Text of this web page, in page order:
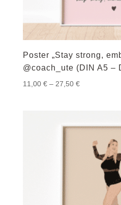
Poster „Stay strong,
@coach_ute (DIN A5 –
11,00 € – 27,50 €Preisspanne: